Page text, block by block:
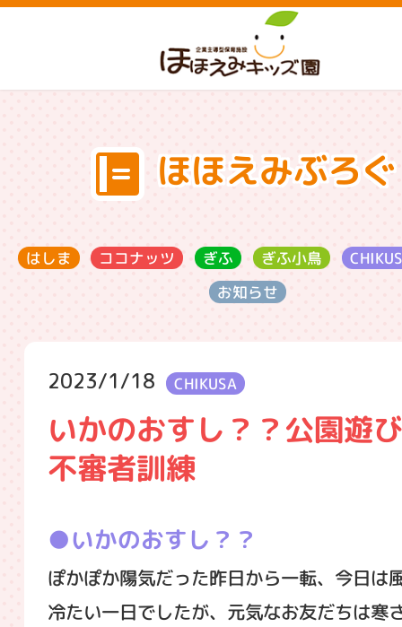
ほほえみぶろぐ
はしま ココナッツ ぎふ ぎふ小鳥
お知らせ
2023/1/18 CHIKUSA
いかのおすし？？公園遊
不審者訓練
いかのおすし？？
ぽかぽか陽気だった昨日から一転、今日は
冷たい一日でしたが、元気なお友だちは寒